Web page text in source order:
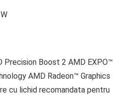
Precision Boost 2 AMD EXPO™
AMD Radeon™ Graphics
cu lichid recomandata pentru